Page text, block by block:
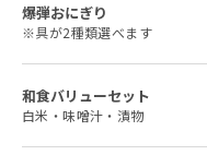
爆弾おにぎり
※具が2種類選べます
和食バリューセット
白米・味噌汁・漬物